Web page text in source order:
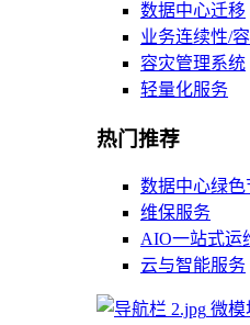
数据中心迁移
业务连续性/
容灾管理系统
轻量化服务
热门推荐
数据中心绿色
维保服务
AIO一站式运
云与智能服务
微模